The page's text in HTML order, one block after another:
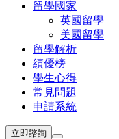
留學國家
英國留學
美國留學
留學解析
績優榜
學生心得
常見問題
申請系統
立即諮詢